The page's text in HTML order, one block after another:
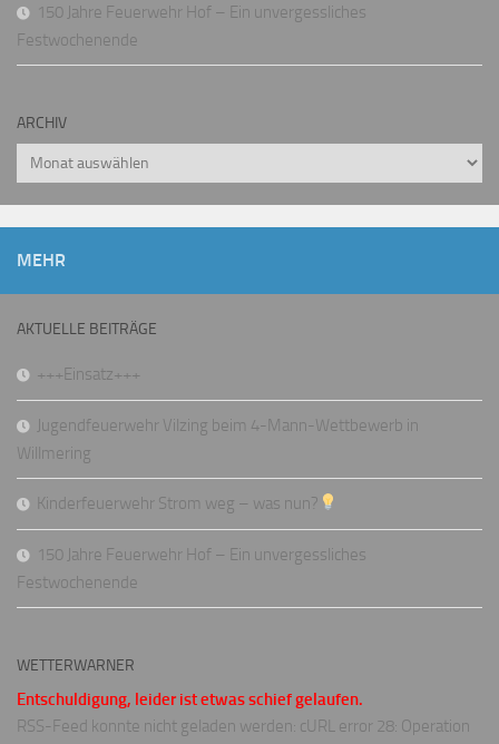
150 Jahre Feuerwehr Hof – Ein unvergessliches
Festwochenende
ARCHIV
Archiv
MEHR
AKTUELLE BEITRÄGE
+++Einsatz+++
Jugendfeuerwehr Vilzing beim 4-Mann-Wettbewerb in
Willmering
Kinderfeuerwehr Strom weg – was nun?
150 Jahre Feuerwehr Hof – Ein unvergessliches
Festwochenende
WETTERWARNER
Entschuldigung, leider ist etwas schief gelaufen.
RSS-Feed konnte nicht geladen werden: cURL error 28: Operation